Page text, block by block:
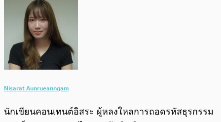
Nisarat Aunrueanngam
นักเขียนคอนเทนต์อิสระ ผู้หลงใหลการถอดรหัสธุรกรรม